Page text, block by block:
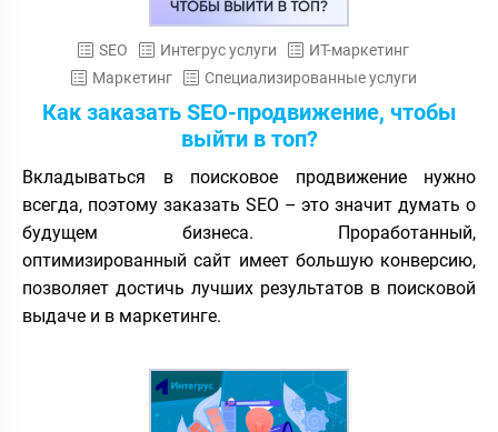
SEO Интегрус услуги
ИТ-маркетинг
Маркетинг
Специализированные услуги
Как заказать SEO-продвижение, чтобы
выйти в топ?
Вкладываться в поисковое продвижение нужно
всегда, поэтому заказать SEO – это значит думать о
будущем бизнеса. Проработанный,
оптимизированный сайт имеет большую конверсию,
позволяет достичь лучших результатов в поисковой
выдаче и в маркетинге.